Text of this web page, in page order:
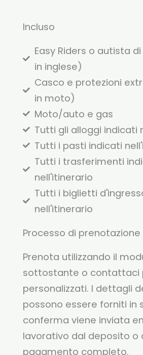
Incluso
Easy Riders o autista
in inglese)
Casco e protezioni
in moto)
Moto/auto e gas
Tutti gli alloggi indicati
Tutti i pasti indicati
Tutti i trasferimenti
nell'itinerario
Tutti i biglietti
nell'itinerario
Processo di prenotazione
Prenota utilizzando il
sottostante o contattaci
personalizzati. I dettagli
possono essere forniti in
conferma viene inviata
lavorativo dal deposito o
pagamento completo.